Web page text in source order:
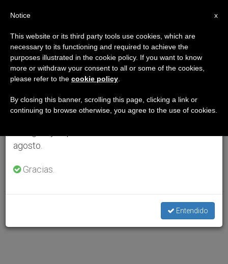
×
Aviso importante
Del 27 de julio al 7 de agosto haremos la pausa
anual, aprovechando que en el periodo de verano
se generan menos informaciones y también el
agosto.
Gracias.
Entendido
x
Notice
This website or its third party tools use cookies, which are
necessary to its functioning and required to achieve the
purposes illustrated in the cookie policy. If you want to know
more or withdraw your consent to all or some of the cookies,
please refer to the cookie policy
By closing this banner, scrolling this page, clicking a link or
continuing to browse otherwise, you agree to the use of cookies.